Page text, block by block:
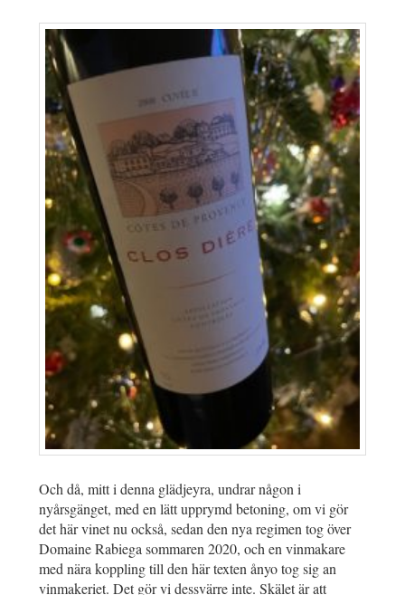
Och då, mitt i denna glädjeyra, undrar någon i
nyårsgänget, med en lätt upprymd betoning, om vi gör
det här vinet nu också, sedan den nya regimen tog över
Domaine Rabiega sommaren 2020, och en vinmakare
med nära koppling till den här texten ånyo tog sig an
vinmakeriet. Det gör vi dessvärre inte. Skälet är att